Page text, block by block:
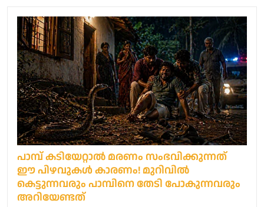
പാമ്പ് കടിയേറ്റാൽ മരണം സംഭവിക്കുന്നത്
ഈ പിഴവുകൾ കാരണം! മുറിവിൽ
കെട്ടുന്നവരും പാമ്പിനെ തേടി പോകുന്നവരും
അറിയേണ്ടത്